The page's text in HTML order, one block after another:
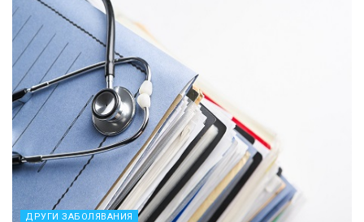
ДРУГИ ЗАБОЛЯВАНИЯ